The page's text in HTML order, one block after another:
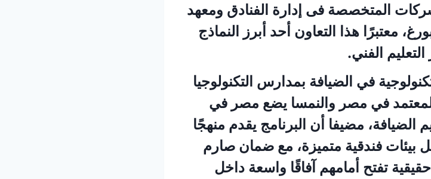
المتخصصة فى إدارة الفنادق ومعهد
معتبرًا هذا التعاون أحد أبرز النماذج
الفني.
في الضيافة بمدارس التكنولوجيا
في مصر والنمسا يضع مصر في
الضيافة، مضيفا أن البرنامج يقدم منهجًا
بيئات فندقية متميزة، مع ضمان صارم
تفتح أمامهم آفاقًا واسعة داخل